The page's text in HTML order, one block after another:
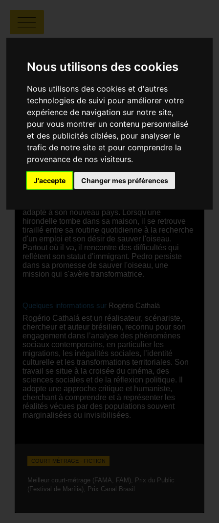
Nous utilisons des cookies
Nous utilisons des cookies et d'autres
technologies de suivi pour améliorer votre
expérience de navigation sur notre site,
pour vous montrer un contenu personnalisé
et des publicités ciblées, pour analyser le
trafic de notre site et pour comprendre la
provenance de nos visiteurs.
J'accepte Changer mes préférences
Rogério Cathalá | 00:14 | Brésil
SYNOPSIS
Pedro Paniagua a récemment émigré du Pérou au
adapté à son nouveau pays. Lorsqu'une
hirondelle tombe dans sa maison, il se retrouve
tiraillé entre sa routine quotidienne à la recherche
d'un emploi et son désir de sauver l'oiseau.
Partout où il va, il rencontre des difficultés qui
reflètent son statut d'immigrant. Pedro persiste
dans sa promesse de sauver l'oiseau, une
mission qui s'avère transformatrice.
Quelques informations sur Rogério Cathalá
Rogério Cathalá est un réalisateur, scénariste,
chercheur et auteur brésilien, reconnu pour son
engagement dans l’analyse des phénomènes
sociaux contemporains, en particulier les
migrations, les inégalités sociales, l’identité
culturelle et les transformations territoriales. Son
travail se situe à la croisée du cinéma, des
sciences sociales et de la réflexion politique. Il
adopte une approche critique et humaniste,
cherchant à comprendre et à représenter les
réalités vécues par des populations souvent
marginalisées ou invisibilisées.
COURT MÉTRAGE - FICTION
Meilleur court-métrage (FAMA, FAM), Prix du Public
(Festival de Marília), Prix Canal Brasil